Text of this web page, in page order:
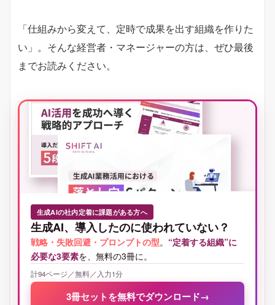
「仕組みから変えて、定時で成果を出す組織を作りた
い」。そんな経営者・マネージャーの方は、ぜひ最後
までお読みください。
生成AIの社内定着に課題がある方へ
生成AI、導入したのに使われていない？
戦略・失敗回避・プロンプトの型。 “定着する組織”に
必要な3要素を、無料の3冊に。
計94ページ／無料／入力1分
3冊セットを無料でダウンロード→